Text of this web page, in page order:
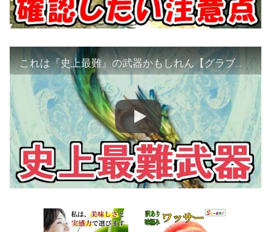
これは『史上最難』の武器かもしれん【グラブル】